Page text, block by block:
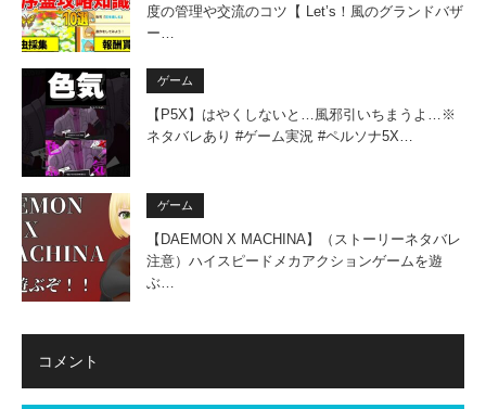
度の管理や交流のコツ【 Let’s！風のグランドバザ
ー…
ゲーム
【P5X】はやくしないと…風邪引いちまうよ…※
ネタバレあり #ゲーム実況 #ペルソナ5X…
ゲーム
【DAEMON X MACHINA】（ストーリーネタバレ
注意）ハイスピードメカアクションゲームを遊
ぶ…
コメント